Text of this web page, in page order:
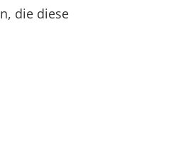
die diese